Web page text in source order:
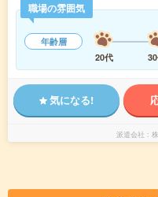
職場の雰囲気
年齢層
20代
気になる!
派遣会社